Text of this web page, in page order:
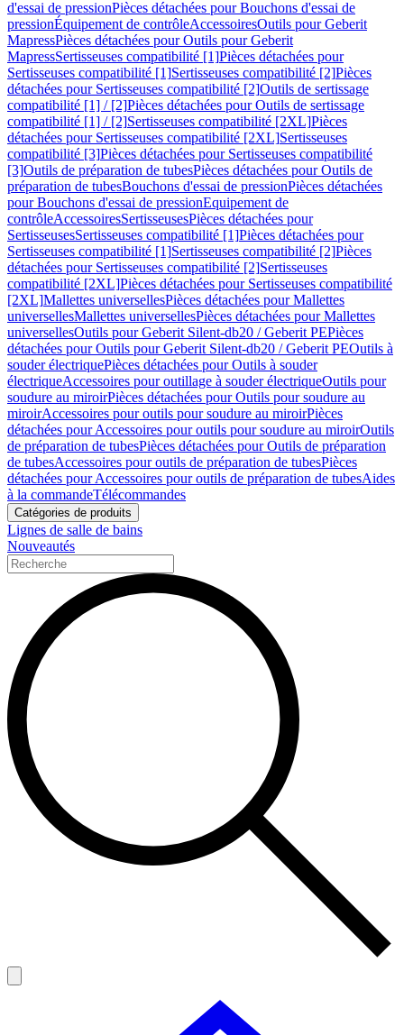
d'essai de pressionPièces détachées pour Bouchons d'essai de
pressionÉquipement de contrôleAccessoiresOutils pour Geberit
MapressPièces détachées pour Outils pour Geberit
MapressSertisseuses compatibilité [1]Pièces détachées pour
Sertisseuses compatibilité [1]Sertisseuses compatibilité [2]Pièces
détachées pour Sertisseuses compatibilité [2]Outils de sertissage
compatibilité [1] / [2]Pièces détachées pour Outils de sertissage
compatibilité [1] / [2]Sertisseuses compatibilité [2XL]Pièces
détachées pour Sertisseuses compatibilité [2XL]Sertisseuses
compatibilité [3]Pièces détachées pour Sertisseuses compatibilité
[3]Outils de préparation de tubesPièces détachées pour Outils de
préparation de tubesBouchons d'essai de pressionPièces détachées
pour Bouchons d'essai de pressionEquipement de
contrôleAccessoiresSertisseusesPièces détachées pour
SertisseusesSertisseuses compatibilité [1]Pièces détachées pour
Sertisseuses compatibilité [1]Sertisseuses compatibilité [2]Pièces
détachées pour Sertisseuses compatibilité [2]Sertisseuses
compatibilité [2XL]Pièces détachées pour Sertisseuses compatibilité
[2XL]Mallettes universellesPièces détachées pour Mallettes
universellesMallettes universellesPièces détachées pour Mallettes
universellesOutils pour Geberit Silent-db20 / Geberit PEPièces
détachées pour Outils pour Geberit Silent-db20 / Geberit PEOutils à
souder électriquePièces détachées pour Outils à souder
électriqueAccessoires pour outillage à souder électriqueOutils pour
soudure au miroirPièces détachées pour Outils pour soudure au
miroirAccessoires pour outils pour soudure au miroirPièces
détachées pour Accessoires pour outils pour soudure au miroirOutils
de préparation de tubesPièces détachées pour Outils de préparation
de tubesAccessoires pour outils de préparation de tubesPièces
détachées pour Accessoires pour outils de préparation de tubesAides
à la commandeTélécommandes
Catégories de produits
Lignes de salle de bains
Nouveautés